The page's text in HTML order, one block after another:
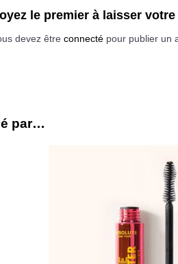
le premier à laisser votre
devez être connecté pour publier un
par…